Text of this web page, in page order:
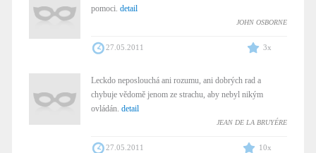
pomoci. detail
JOHN OSBORNE
27.05.2011 3x
Leckdo neposlouchá ani rozumu, ani dobrých rad a
chybuje vědomě jenom ze strachu, aby nebyl nikým
ovládán. detail
JEAN DE LA BRUYÉRE
27.05.2011 10x